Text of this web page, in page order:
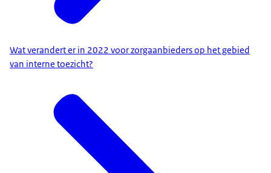
Wat verandert er in 2022 voor zorgaanbieders op het gebied
van interne toezicht?